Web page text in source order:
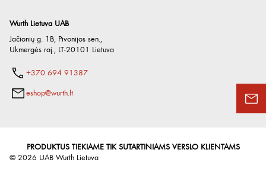
Wurth Lietuva UAB
Jačionių g. 1B, Pivonijos sen.,
Ukmergės raj., LT-20101 Lietuva
+370 694 91387
eshop@wurth.lt
PRODUKTUS TIEKIAME TIK SUTARTINIAMS VERSLO KLIENTAMS
© 2026 UAB Wurth Lietuva